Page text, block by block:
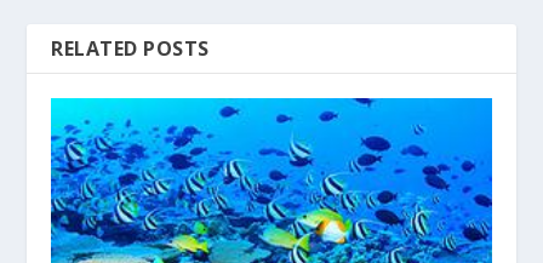
RELATED POSTS